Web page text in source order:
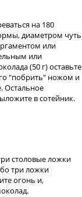
на 180
диаметром чуть
или
или
(50 г) оставьте
"побрить" ножом и
Остальное
в сотейник.
столовые ложки
три ложки
огонь и,